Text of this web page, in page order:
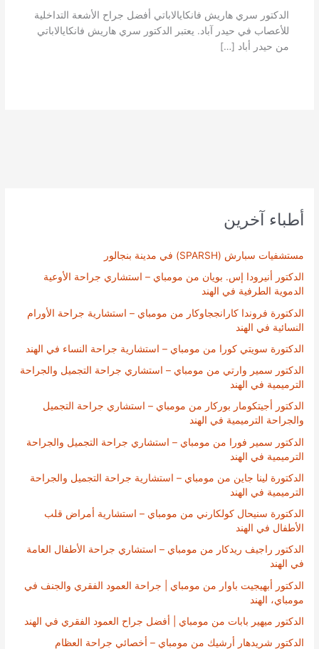
أطباء آخرين
مستشفيات سبارش (SPARSH) في مدينة بنجالور
الدكتور أنيرودا إس. بويان من مومباي – استشاري جراحة الأوعية
الدموية الطرفية في الهند
الدكتورة فروندا كارانججاوكار من مومباي – استشارية جراحة الأورام
النسائية في الهند
الدكتورة سويتي كورا من مومباي – استشارية جراحة النساء في الهند
الدكتور سمير وارتي من مومباي – استشاري جراحة التجميل والجراحة
الترميمية في الهند
الدكتور أجيتكومار بوركار من مومباي – استشاري جراحة التجميل
والجراحة الترميمية في الهند
الدكتور سمير فورا من مومباي – استشاري جراحة التجميل والجراحة
الترميمية في الهند
الدكتورة لينا جاين من مومباي – استشارية جراحة التجميل والجراحة
الترميمية في الهند
الدكتورة سنيحال كولكارني من مومباي – استشارية أمراض قلب
الأطفال في الهند
الدكتور راجيف ريدكار من مومباي – استشاري جراحة الأطفال العامة
في الهند
الدكتور أبهيجيت باوار من مومباي | جراحة العمود الفقري والجنف في
مومباي، الهند
الدكتور ميهير بابات من مومباي | أفضل جراح العمود الفقري في الهند
الدكتور شريدهار أرشيك من مومباي – أخصائي جراحة العظام
الدكتور سري هاريش فانكايالاباتي أفضل جراح الأشعة التداخلية
للأعصاب في حيدر آباد. يعتبر الدكتور سري هاريش فانكايالاباتي
من حيدر أباد […]